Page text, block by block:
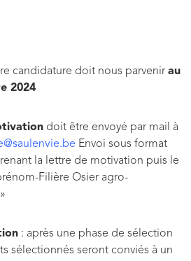
candidature doit nous parvenir au
2024
doit être envoyé par mail à
Envoi sous format
la lettre de motivation puis le
Filière Osier agro-
: après une phase de sélection
sélectionnés seront conviés à un